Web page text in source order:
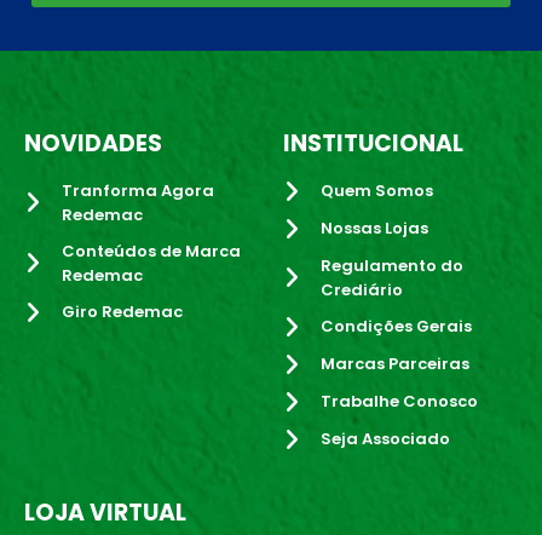
NOVIDADES
Tranforma Agora
Redemac
Conteúdos de Marca
Redemac
Giro Redemac
INSTITUCIONAL
Quem Somos
Nossas Lojas
Regulamento do
Crediário
Condições Gerais
Marcas Parceiras
Trabalhe Conosco
Seja Associado
LOJA VIRTUAL